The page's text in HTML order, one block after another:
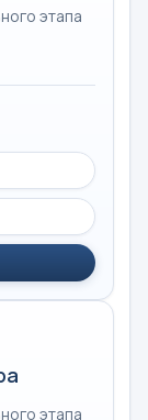
этапа
этапа